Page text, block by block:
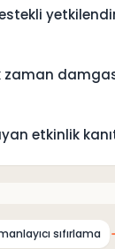
etkinlik
sıfırlama